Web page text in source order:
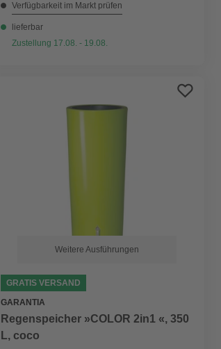
Verfügbarkeit im Markt prüfen
lieferbar
Zustellung 17.08. - 19.08.
Weitere Ausführungen
GRATIS VERSAND
GARANTIA
Regenspeicher »COLOR 2in1 «, 350
L, coco